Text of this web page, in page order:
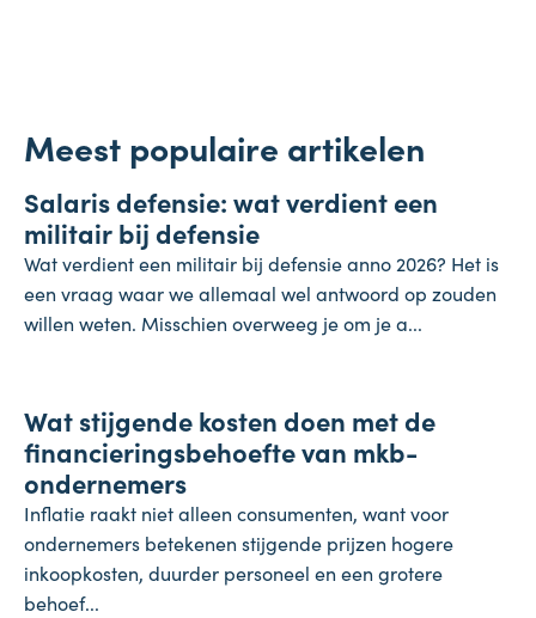
Meest populaire artikelen
7 augustus 2026
Salaris defensie: wat verdient een
militair bij defensie
Wat verdient een militair bij defensie anno 2026? Het is
een vraag waar we allemaal wel antwoord op zouden
willen weten. Misschien overweeg je om je a...
4 augustus 2026
Wat stijgende kosten doen met de
financieringsbehoefte van mkb-
ondernemers
Inflatie raakt niet alleen consumenten, want voor
ondernemers betekenen stijgende prijzen hogere
inkoopkosten, duurder personeel en een grotere
behoef...